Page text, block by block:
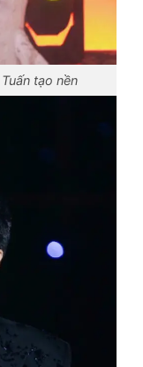
tạo nền